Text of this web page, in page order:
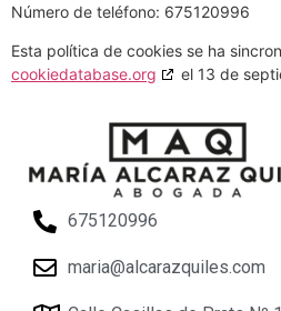
Número de teléfono: 675120996
Esta política de cookies se ha
cookiedatabase.org
el 13 de
675120996
maria@alcarazquiles.com